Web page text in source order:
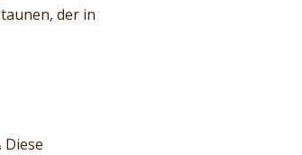
der in
. Diese